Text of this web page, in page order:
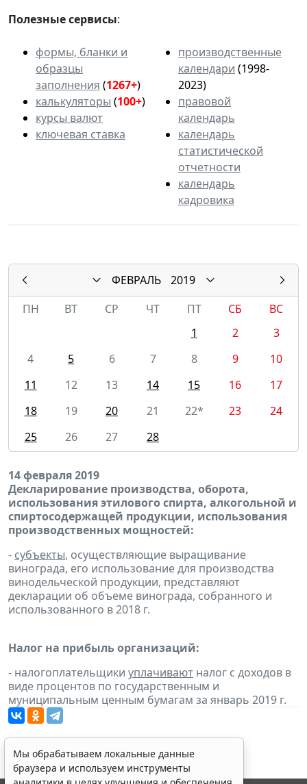
Полезные сервисы:
формы, бланки и
образцы
заполнения (1267+)
калькуляторы (100+)
курсы валют
ключевая ставка
производственные
календари (1998-
2023)
правовой
календарь
календарь
статистической
отчетности
календарь
кадровика
ФЕВРАЛЬ
2019
ПН
ВТ СР ЧТ ПТ СБ
ВС
1
2
3
4
5 6 7 8 9
10
11
12 13 14 15 16
17
18
19 20 21 22* 23
24
25
26 27 28
14 февраля 2019
Декларирование производства, оборота,
использования этилового спирта, алкогольной и
спиртосодержащей продукции, использования
производственных мощностей:
- субъекты, осуществляющие выращивание
винограда, его использование для производства
винодельческой продукции, представляют
декларации об объеме винограда, собранного и
использованного в 2018 г.
Налог на прибыль организаций:
- налогоплательщики уплачивают налог с доходов в
виде процентов по государственным и
муниципальным ценным бумагам за январь 2019 г.
Мы обрабатываем локальные данные
браузера и используем инструменты